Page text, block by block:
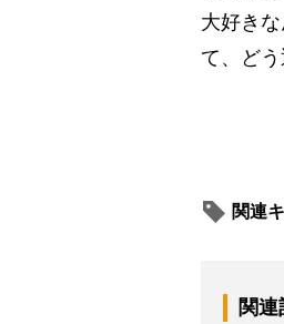
大好き
て、ど
関連
関連